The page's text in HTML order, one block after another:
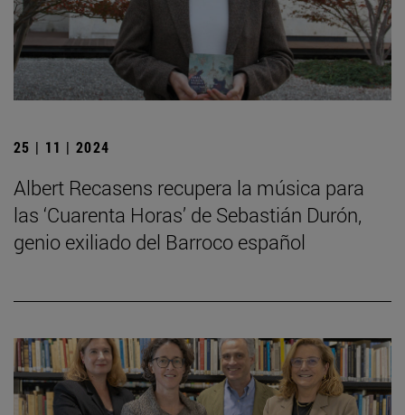
25 | 11 | 2024
Albert Recasens recupera la música para
las ‘Cuarenta Horas’ de Sebastián Durón,
genio exiliado del Barroco español